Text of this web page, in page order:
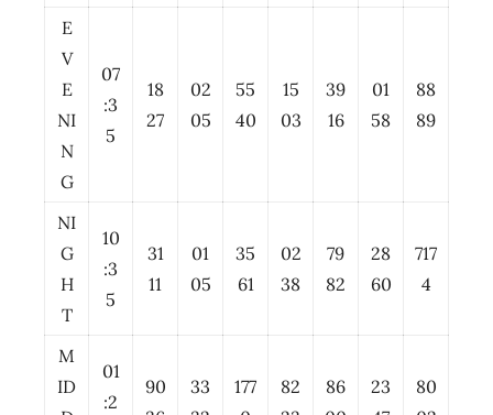
E
V
E
NI
N
G
07
:3
5
18
27
02
05
55
40
15
03
39
16
01
58
88
89
NI
G
H
T
10
:3
5
31
11
01
05
35
61
02
38
79
82
28
60
717
4
M
ID
01
:2
90
33
177
82
86
23
80